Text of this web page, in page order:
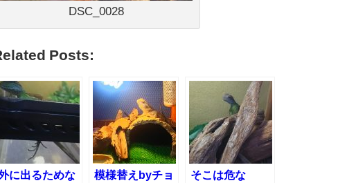
DSC_0028
Posts:
に出るためな
模様替えbyチョ
そこは危な